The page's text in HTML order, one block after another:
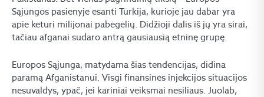
Sąjungos pasienyje esanti Turkija, kurioje jau dabar yra
apie keturi milijonai pabėgėlių. Didžioji dalis iš jų yra sirai,
tačiau afganai sudaro antrą gausiausią etninę grupę.
Europos Sąjunga, matydama šias tendencijas, didina
paramą Afganistanui. Visgi finansinės injekcijos situacijos
nesuvaldys, ypač, jei kariniai veiksmai nesiliaus. Juolab,